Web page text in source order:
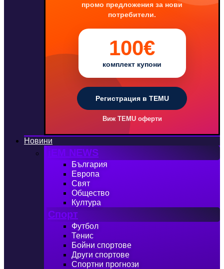
промо предложения за нови
потребители.
100€
комплект купони
Регистрация в TEMU
Виж TEMU оферти
Новини
iEM NEWS
България
Европа
Свят
Общество
Култура
Спорт
Футбол
Тенис
Бойни спортове
Други спортове
Спортни прогнози